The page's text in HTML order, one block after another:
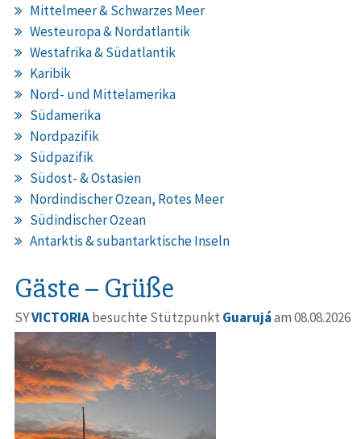
Mittelmeer & Schwarzes Meer
Westeuropa & Nordatlantik
Westafrika & Südatlantik
Karibik
Nord- und Mittelamerika
Südamerika
Nordpazifik
Südpazifik
Südost- & Ostasien
Nordindischer Ozean, Rotes Meer
Südindischer Ozean
Antarktis & subantarktische Inseln
Gäste – Grüße
SYVICTORIAbesuchte Stützpunkt Guarujáam 08.08.2026